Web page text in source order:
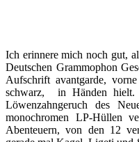
Ich erinnere mich noch gut,
Deutschen Grammophon
Aufschrift avantgarde,
schwarz, in Händen hielt.
Löwenzahngeruch des
monochromen LP-Hüllen
Abenteuern, von den 12